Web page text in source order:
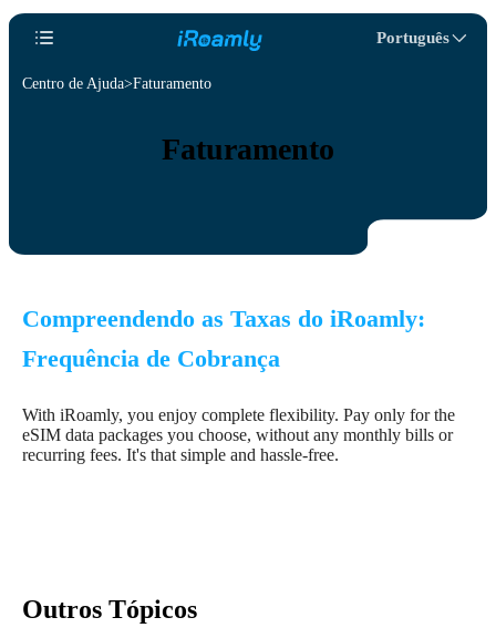
Português
Centro de Ajuda Faturamento
Faturamento
Compreendendo as Taxas do iRoamly:
Frequência de Cobrança
With iRoamly, you enjoy complete flexibility. Pay only for the
eSIM data packages you choose, without any monthly bills or
recurring fees. It's that simple and hassle-free.
Outros Tópicos